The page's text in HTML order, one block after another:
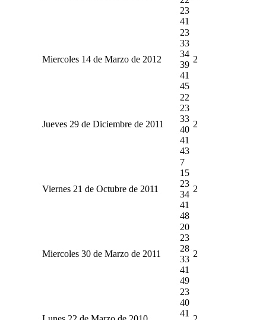
23
41
Miercoles 14 de Marzo de 2012
23
33
34
39
41
45
2
Jueves 29 de Diciembre de 2011
22
23
33
40
41
43
2
Viernes 21 de Octubre de 2011
7
15
23
34
41
48
2
Miercoles 30 de Marzo de 2011
20
23
28
33
41
49
2
23
40
41